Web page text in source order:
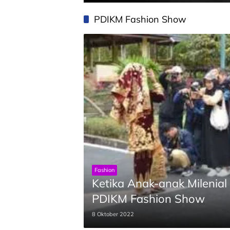
PDIKM Fashion Show
Fashion
Ketika Anak-anak
PDIKM Fashion Show
8 Oktober 2022